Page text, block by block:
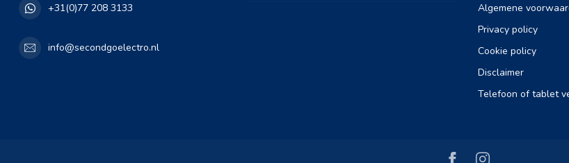
+31(0)77 208 3133
info@secondgoelectro.nl
Algemene
Privacy policy
Cookie policy
Disclaimer
Telefoon of tablet